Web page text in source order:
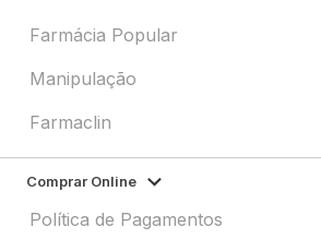
Farmácia Popular
Manipulação
Farmaclin
Comprar Online
Política de Pagamentos